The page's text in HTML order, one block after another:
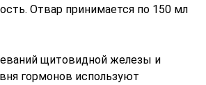
Отвар принимается по 150 мл
щитовидной железы и
гормонов используют